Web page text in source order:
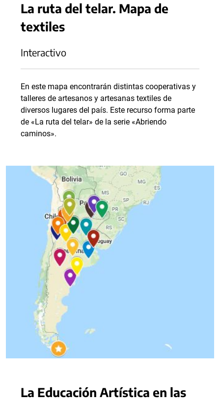
La ruta del telar. Mapa de
textiles
Interactivo
En este mapa encontrarán distintas cooperativas y
talleres de artesanos y artesanas textiles de
diversos lugares del país. Este recurso forma parte
de «La ruta del telar» de la serie «Abriendo
caminos».
La Educación Artística en las